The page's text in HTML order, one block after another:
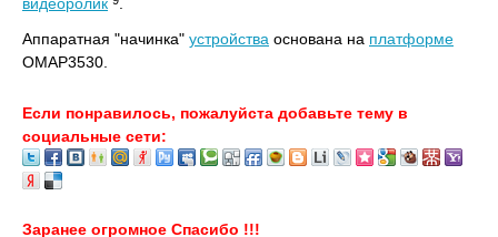
Аппаратная "начинка" устройства основана на платформе
OMAP3530.
Если понравилось, пожалуйста добавьте тему в
социальные сети:
Заранее огромное Спасибо !!!